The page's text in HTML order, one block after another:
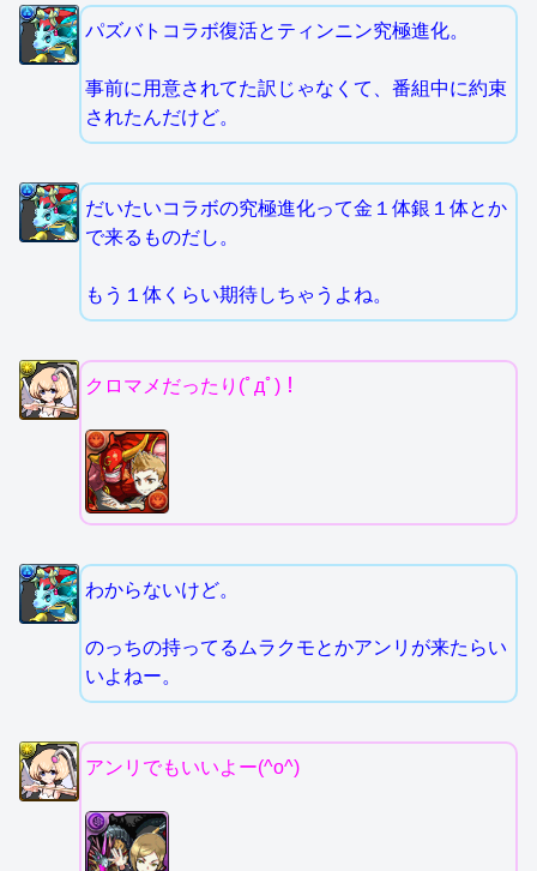
パズバトコラボ復活とティンニン究極進化。
事前に用意されてた訳じゃなくて、番組中に約束
されたんだけど。
だいたいコラボの究極進化って金１体銀１体とか
で来るものだし。
もう１体くらい期待しちゃうよね。
クロマメだったり(ﾟдﾟ)！
わからないけど。
のっちの持ってるムラクモとかアンリが来たらい
いよねー。
アンリでもいいよー(^o^)